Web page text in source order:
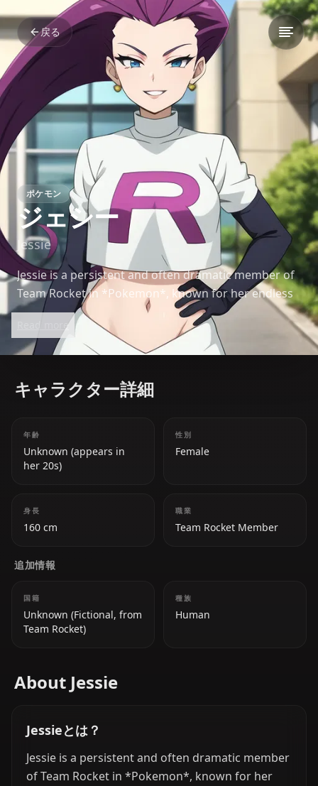
戻る
ポケモン
ジェシー
Jessie
Jessie is a persistent and often dramatic member of
Team Rocket in *Pokemon*, known for her endless
schemes and rivalry with Ash and his Pikachu.
Read more
キャラクター詳細
年齢
Unknown (appears in
her 20s)
性別
Female
身長
160 cm
職業
Team Rocket Member
追加情報
国籍
Unknown (Fictional, from
Team Rocket)
種族
Human
About Jessie
Jessieとは？
Jessie is a persistent and often dramatic member
of Team Rocket in *Pokemon*, known for her